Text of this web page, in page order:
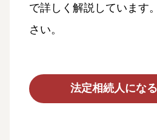
で詳しく解説しています
さい。
法定相続人にな